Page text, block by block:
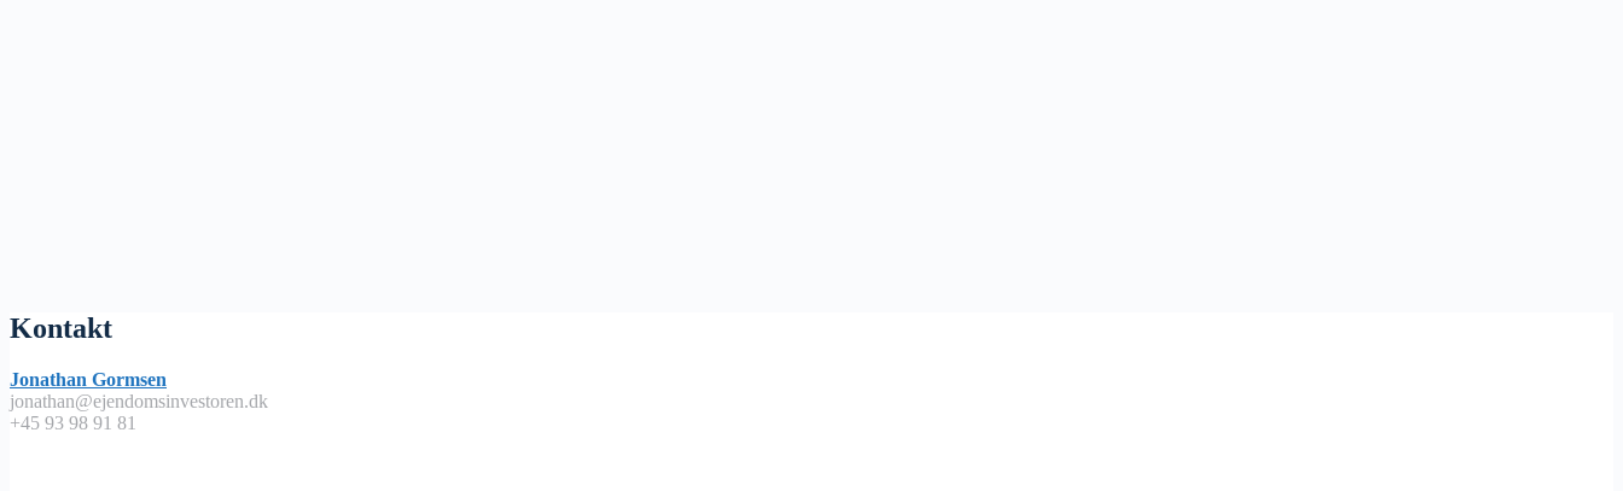
Kontakt
Jonathan Gormsen
jonathan@ejendomsinvestoren.dk
+45 93 98 91 81